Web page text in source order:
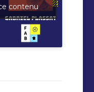
contenu